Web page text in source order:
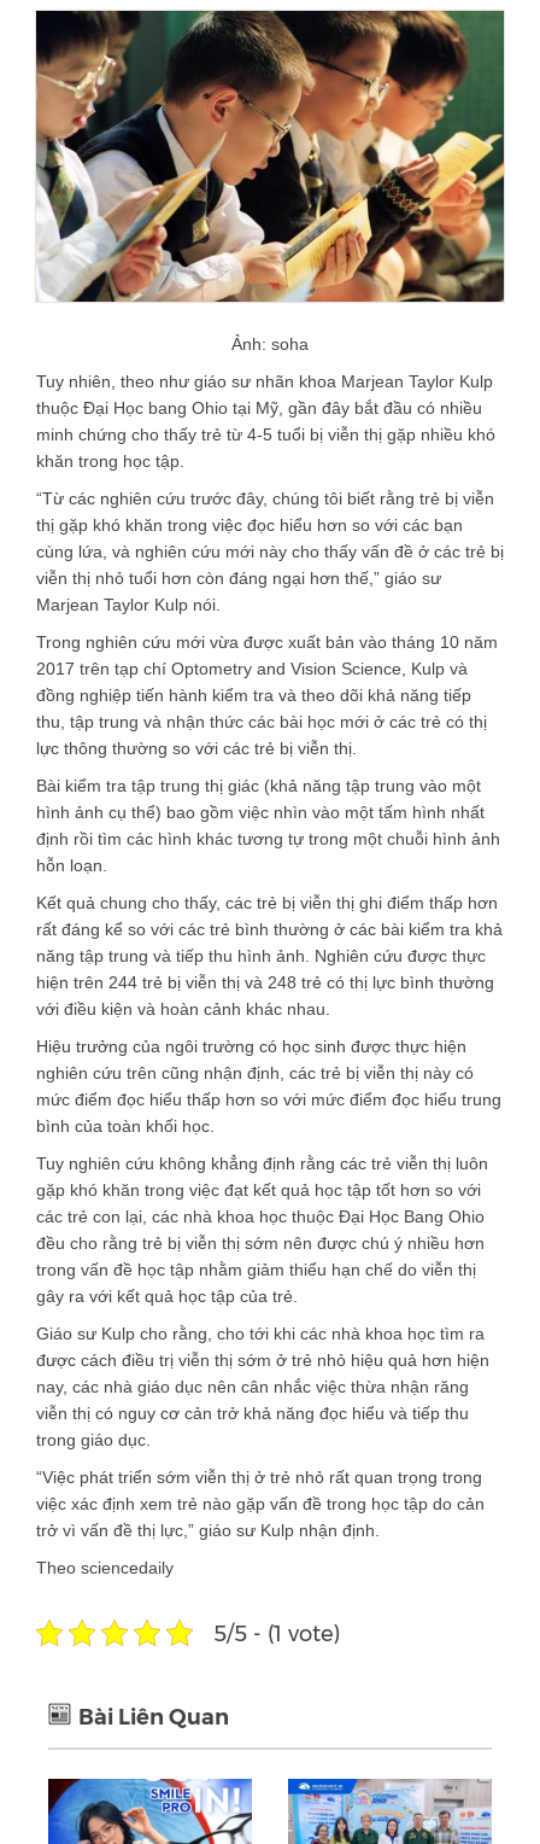
Ảnh: soha
Tuy nhiên, theo như giáo sư nhãn khoa Marjean Taylor Kulp
thuộc Đại Học bang Ohio tại Mỹ, gần đây bắt đầu có nhiều
minh chứng cho thấy trẻ từ 4-5 tuổi bị viễn thị gặp nhiều khó
khăn trong học tập.
“Từ các nghiên cứu trước đây, chúng tôi biết rằng trẻ bị viễn
thị gặp khó khăn trong việc đọc hiểu hơn so với các bạn
cùng lứa, và nghiên cứu mới này cho thấy vấn đề ở các trẻ bị
viễn thị nhỏ tuổi hơn còn đáng ngại hơn thế,” giáo sư
Marjean Taylor Kulp nói.
Trong nghiên cứu mới vừa được xuất bản vào tháng 10 năm
2017 trên tạp chí Optometry and Vision Science, Kulp và
đồng nghiệp tiến hành kiểm tra và theo dõi khả năng tiếp
thu, tập trung và nhận thức các bài học mới ở các trẻ có thị
lực thông thường so với các trẻ bị viễn thị.
Bài kiểm tra tập trung thị giác (khả năng tập trung vào một
hình ảnh cụ thể) bao gồm việc nhìn vào một tấm hình nhất
định rồi tìm các hình khác tương tự trong một chuỗi hình ảnh
hỗn loạn.
Kết quả chung cho thấy, các trẻ bị viễn thị ghi điểm thấp hơn
rất đáng kể so với các trẻ bình thường ở các bài kiểm tra khả
năng tập trung và tiếp thu hình ảnh. Nghiên cứu được thực
hiện trên 244 trẻ bị viễn thị và 248 trẻ có thị lực bình thường
với điều kiện và hoàn cảnh khác nhau.
Hiệu trưởng của ngôi trường có học sinh được thực hiện
nghiên cứu trên cũng nhận định, các trẻ bị viễn thị này có
mức điểm đọc hiểu thấp hơn so với mức điểm đọc hiểu trung
bình của toàn khối học.
Tuy nghiên cứu không khẳng định rằng các trẻ viễn thị luôn
gặp khó khăn trong việc đạt kết quả học tập tốt hơn so với
các trẻ con lại, các nhà khoa học thuộc Đại Học Bang Ohio
đều cho rằng trẻ bị viễn thị sớm nên được chú ý nhiều hơn
trong vấn đề học tập nhằm giảm thiểu hạn chế do viễn thị
gây ra với kết quả học tập của trẻ.
Giáo sư Kulp cho rằng, cho tới khi các nhà khoa học tìm ra
được cách điều trị viễn thị sớm ở trẻ nhỏ hiệu quả hơn hiện
nay, các nhà giáo dục nên cân nhắc việc thừa nhận răng
viễn thị có nguy cơ cản trở khả năng đọc hiểu và tiếp thu
trong giáo dục.
“Việc phát triển sớm viễn thị ở trẻ nhỏ rất quan trọng trong
việc xác định xem trẻ nào gặp vấn đề trong học tập do cản
trở vì vấn đề thị lực,” giáo sư Kulp nhận định.
Theo sciencedaily
5/5 - (1 vote)
Bài Liên Quan